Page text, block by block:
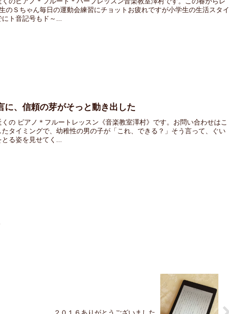
のＳちゃん毎日の運動会練習にチョットお疲れですが小学生の生活スタイ
ト音記号もド～...
に、信頼の芽がそっと動き出した
の ピアノ＊フルートレッスン《音楽教室澤村》です。お問い合わせはこ
タイミングで、幼稚性の男の子が「これ、できる？」そう言って、ぐい
る姿を見せてく...
２０１６ありがとうございました